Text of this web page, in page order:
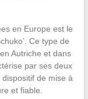
en Europe est le
Ce type de
Autriche et dans
par ses deux
de mise à
et fiable.